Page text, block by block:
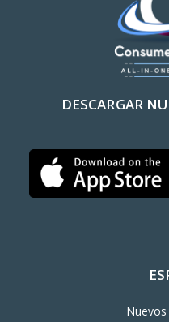
DESCARGAR